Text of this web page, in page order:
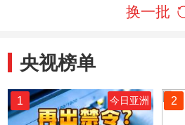
换一批
央视榜单
1 今日亚洲 2